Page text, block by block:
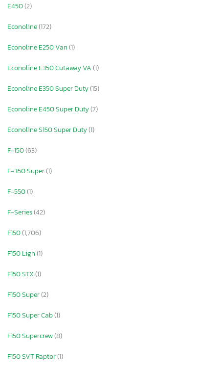
E450(2)
Econoline(172)
Econoline E250 Van(1)
Econoline E350 Cutaway VA(1)
Econoline E350 Super Duty(15)
Econoline E450 Super Duty(7)
Econoline S150 Super Duty(1)
F-150(63)
F-350 Super(1)
F-550(1)
F-Series(42)
F150(1,706)
F150 Ligh(1)
F150 STX(1)
F150 Super(2)
F150 Super Cab(1)
F150 Supercrew(8)
F150 SVT Raptor(1)